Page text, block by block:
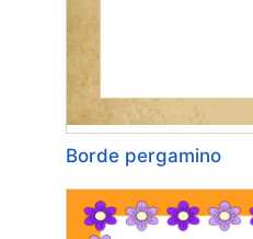
Borde pergamino